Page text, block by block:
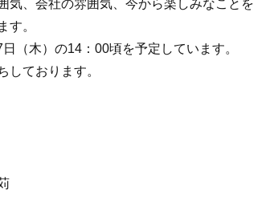
気、会社の雰囲気、今から楽しみなことを
す。
（木）の14：00頃を予定しています。
しております。